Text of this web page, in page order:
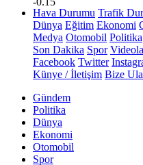
Hava Durumu Trafik
Dünya Eğitim Ekonomi
Medya Otomobil Politika
Son Dakika Spor
Facebook Twitter
Künye / İletişim Bize
Gündem
Politika
Dünya
Ekonomi
Otomobil
Spor